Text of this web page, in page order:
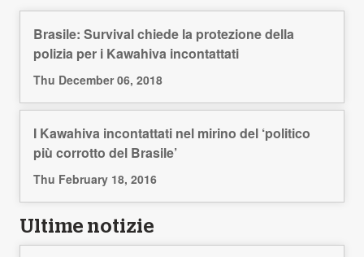
Brasile: Survival chiede la protezione della
polizia per i Kawahiva incontattati
Thu December 06, 2018
I Kawahiva incontattati nel mirino del ‘politico
più corrotto del Brasile’
Thu February 18, 2016
Ultime notizie